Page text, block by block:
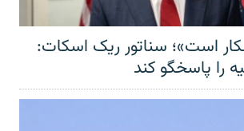
است»؛ سناتور ریک اسکات:
را پاسخگو کند